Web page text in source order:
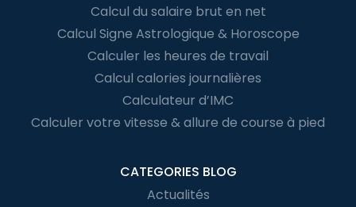
Calcul du salaire brut en net
Calcul Signe Astrologique & Horoscope
Calculer les heures de travail
Calcul calories journalières
Calculateur d’IMC
Calculer votre vitesse & allure de course à pied
CATEGORIES BLOG
Actualités